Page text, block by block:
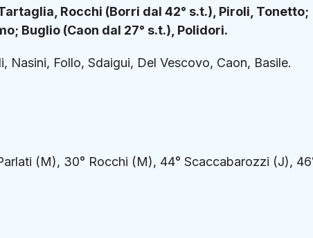
Rocchi (Borri dal 42° s.t.), Piroli, Tonetto;
Buglio (Caon dal 27° s.t.), Polidori.
Follo, Sdaigui, Del Vescovo, Caon, Basile.
(M), 30° Rocchi (M), 44° Scaccabarozzi (J),